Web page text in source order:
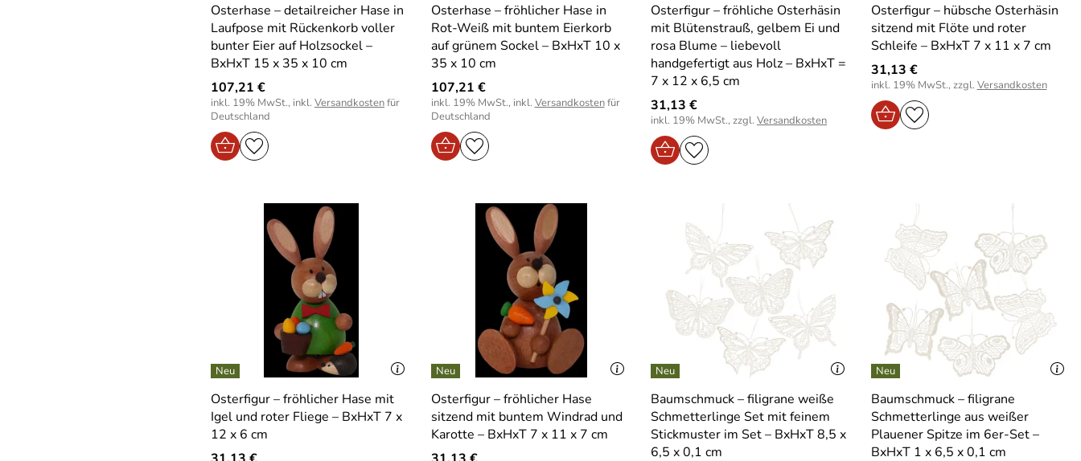
Osterhase – detailreicher Hase in
Laufpose mit Rückenkorb voller
bunter Eier auf Holzsockel –
BxHxT 15 x 35 x 10 cm
107,21 €
inkl. 19% MwSt., inkl. Versandkostenfür
Deutschland
Osterhase – fröhlicher Hase in
Rot-Weiß mit buntem Eierkorb
auf grünem Sockel – BxHxT 10 x
35 x 10 cm
107,21 €
inkl. 19% MwSt., inkl. Versandkostenfür
Deutschland
Osterfigur – fröhliche Osterhäsin
mit Blütenstrauß, gelbem Ei und
rosa Blume – liebevoll
handgefertigt aus Holz – BxHxT =
7 x 12 x 6,5 cm
31,13 €
inkl. 19% MwSt., zzgl. Versandkosten
Osterfigur – hübsche Osterhäsin
sitzend mit Flöte und roter
Schleife – BxHxT 7 x 11 x 7 cm
31,13 €
inkl. 19% MwSt., zzgl. Versandkosten
Osterfigur – fröhlicher Hase mit
Igel und roter Fliege – BxHxT 7 x
12 x 6 cm
Osterfigur – fröhlicher Hase
sitzend mit buntem Windrad und
Karotte – BxHxT 7 x 11 x 7 cm
Baumschmuck – filigrane weiße
Schmetterlinge Set mit feinem
Stickmuster im Set – BxHxT 8,5 x
6,5 x 0,1 cm
Baumschmuck – filigrane
Schmetterlinge aus weißer
Plauener Spitze im 6er-Set –
BxHxT 1 x 6,5 x 0,1 cm